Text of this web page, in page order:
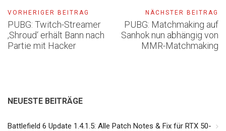
VORHERIGER BEITRAG
PUBG: Twitch-Streamer
‚Shroud‘ erhält Bann nach
Partie mit Hacker
NÄCHSTER BEITRAG
PUBG: Matchmaking auf
Sanhok nun abhängig von
MMR-Matchmaking
NEUESTE BEITRÄGE
Battlefield 6 Update 1.4.1.5: Alle Patch Notes & Fix für RTX 50-